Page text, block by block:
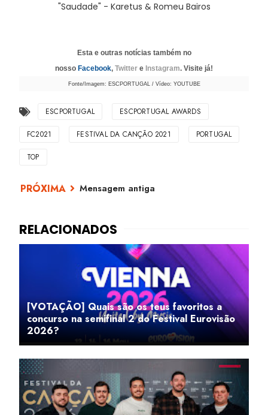
"Saudade" - Karetus & Romeu Bairos
Esta e outras notícias também no
nosso Facebook, Twitter e Instagram. Visite já!
Fonte/Imagem: ESCPORTUGAL / Vídeo: YOUTUBE
ESCPORTUGAL ESCPORTUGAL AWARDS
FC2021 FESTIVAL DA CANÇÃO 2021 PORTUGAL
TOP
Mensagem antiga
[VOTAÇÃO] Quais são os teus favoritos a
concurso na semifinal 2 do Festival Eurovisão
2026?